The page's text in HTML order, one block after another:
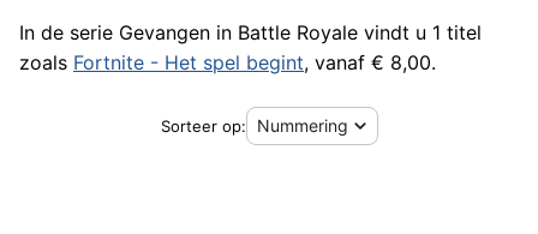
In de serie Gevangen in Battle Royale vindt u 1 titel
zoals Fortnite - Het spel begint, vanaf € 8,00.
Sorteer op: